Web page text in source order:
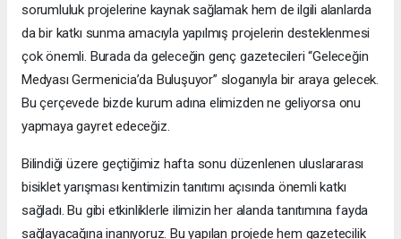
sorumluluk projelerine kaynak sağlamak hem de ilgili alanlarda
da bir katkı sunma amacıyla yapılmış projelerin desteklenmesi
çok önemli. Burada da geleceğin genç gazetecileri “Geleceğin
Medyası Germenicia’da Buluşuyor” sloganıyla bir araya gelecek.
Bu çerçevede bizde kurum adına elimizden ne geliyorsa onu
yapmaya gayret edeceğiz.
Bilindiği üzere geçtiğimiz hafta sonu düzenlenen uluslararası
bisiklet yarışması kentimizin tanıtımı açısında önemli katkı
sağladı. Bu gibi etkinliklerle ilimizin her alanda tanıtımına fayda
sağlayacağına inanıyoruz. Bu yapılan projede hem gazetecilik